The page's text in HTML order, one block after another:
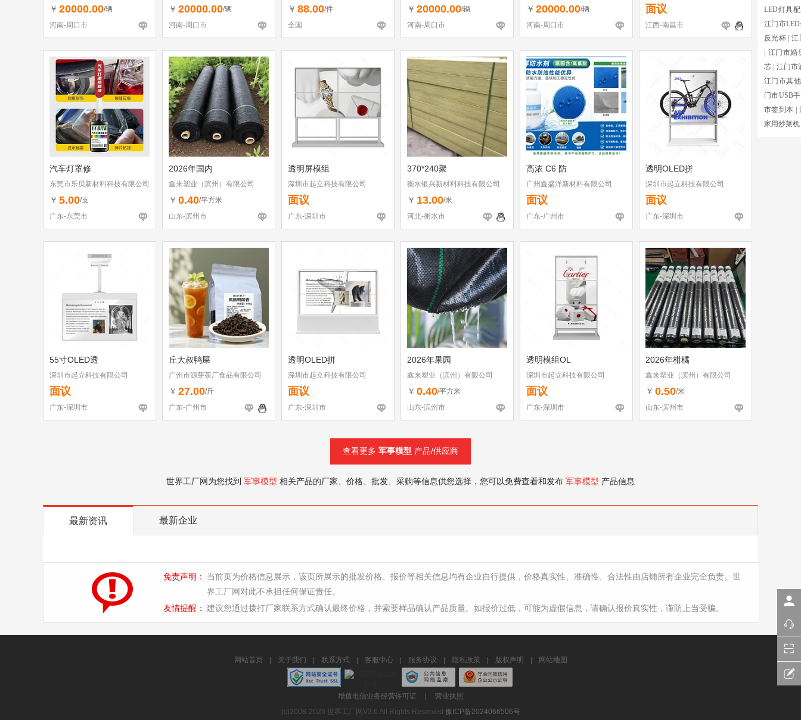
￥ 20000.00/辆
河南-周口市
￥ 20000.00/辆
河南-周口市
￥ 88.00/件
全国
￥ 20000.00/辆
河南-周口市
￥ 20000.00/辆
河南-周口市
面议
江西-南昌市
汽车灯罩修
东莞市乐贝新材料科技有限公司
￥ 5.00/支
广东-东莞市
2026年国内
鑫来塑业（滨州）有限公司
￥ 0.40/平方米
山东-滨州市
透明屏模组
深圳市起立科技有限公司
面议
广东-深圳市
370*240聚
衡水银兴新材料科技有限公司
￥ 13.00/米
河北-衡水市
高浓 C6 防
广州鑫盛洋新材料有限公司
面议
广东-广州市
透明OLED拼
深圳市起立科技有限公司
面议
广东-深圳市
55寸OLED透
深圳市起立科技有限公司
面议
广东-深圳市
丘大叔鸭屎
广州市源芽茶厂食品有限公司
￥ 27.00/斤
广东-广州市
透明OLED拼
深圳市起立科技有限公司
面议
广东-深圳市
2026年果园
鑫来塑业（滨州）有限公司
￥ 0.40/平方米
山东-滨州市
透明模组OL
深圳市起立科技有限公司
面议
广东-深圳市
2026年柑橘
鑫来塑业（滨州）有限公司
￥ 0.50/米
山东-滨州市
查看更多 军事模型 产品/供应商
世界工厂网为您找到 军事模型 相关产品的厂家、价格、批发、采购等信息供您选择，您可以免费查看和发布 军事模型 产品信息
LED灯具
江门市
反光杯
江
江门市婚
芯
江门市
江门市其
门市USB
市签到本
家用炒菜机
最新资讯 最新企业
免责声明：
当前页为价格信息展示，该页所展示的批发价格、报价等相关信息均有企业自行提供，价格真实性、准确性、合法性由店铺所有企业完全负责。世
界工厂网对此不承担任何保证责任。
友情提醒： 建议您通过拨打厂家联系方式确认最终价格，并索要样品确认产品质量。如报价过低，可能为虚假信息，请确认报价真实性，谨防上当受骗。
网站首页 关于我们 联系方式 客服中心 服务协议 隐私政策 版权声明 网站地图
增值电信业务经营许可证
营业执照
(c)2008-2026 世界工厂网V3.6 All Rights Reserved 豫ICP备2024066506号